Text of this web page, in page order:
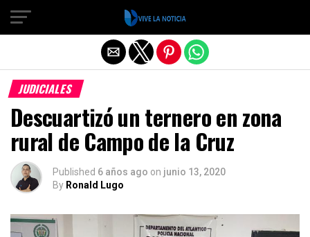
JUDICIALES
Descuartizó un ternero en zona
rural de Campo de la Cruz
Published 6 años ago on junio 13, 2020
By Ronald Lugo
Salir de la versión móvil